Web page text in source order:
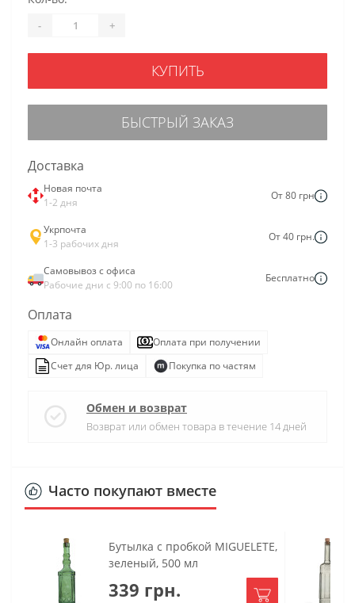
- +
КУПИТЬ
БЫСТРЫЙ ЗАКАЗ
Доставка
Новая почта
1-2 дня
От 80 грн
Укрпочта
1-3 рабочих дня
От 40 грн.
Самовывоз с офиса
Рабочие дни с 9:00 по 16:00
Бесплатно
Оплата
Онлайн оплата
Оплата при получении
Счет для Юр. лица
Покупка по частям
Обмен и возврат
Возврат или обмен товара в течение 14 дней
Часто покупают вместе
Бутылка с пробкой MIGUELETE,
зеленый, 500 мл
339 грн.